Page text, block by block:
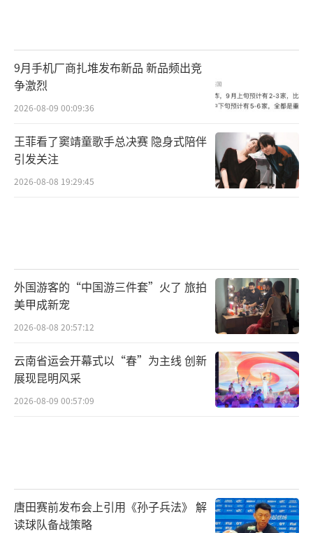
9月手机厂商扎堆发布新品 新品频出竞
争激烈
2026-08-09 00:09:36
王菲看了窦靖童歌手总决赛 隐身式陪伴
引发关注
2026-08-08 19:29:45
外国游客的“中国游三件套”火了 旅拍
美甲成新宠
2026-08-08 20:57:12
云南省运会开幕式以“春”为主线 创新
展现昆明风采
2026-08-09 00:57:09
唐田赛前发布会上引用《孙子兵法》 解
读球队备战策略